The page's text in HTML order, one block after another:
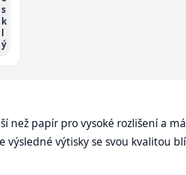
s
k
l
ý
než papír pro vysoké rozlišení a
výsledné výtisky se svou kvalitou